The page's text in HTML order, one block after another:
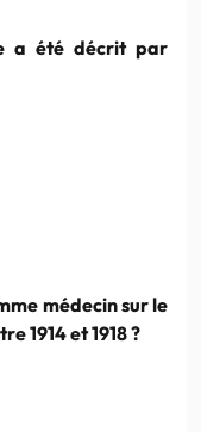
a été décrit par
médecin sur le
1914 et 1918 ?